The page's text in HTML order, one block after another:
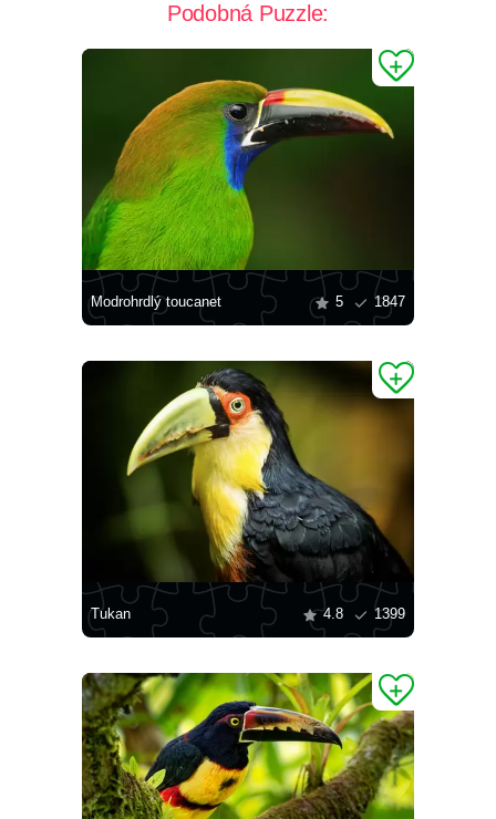
Podobná Puzzle:
Modrohrdlý toucanet 5 1847
Tukan 4.8 1399